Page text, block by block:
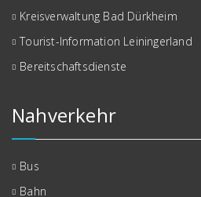
Kreisverwaltung Bad Dürkheim
Tourist-Information Leiningerland
Bereitschaftsdienste
Nahverkehr
Bus
Bahn